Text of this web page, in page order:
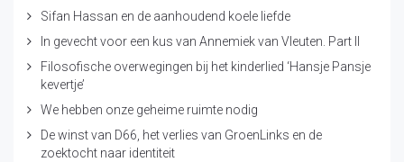
Sifan Hassan en de aanhoudend koele liefde
In gevecht voor een kus van Annemiek van Vleuten. Part II
Filosofische overwegingen bij het kinderlied ‘Hansje Pansje
kevertje’
We hebben onze geheime ruimte nodig
De winst van D66, het verlies van GroenLinks en de
zoektocht naar identiteit